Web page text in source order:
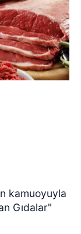
kamuoyuyla
Gıdalar"